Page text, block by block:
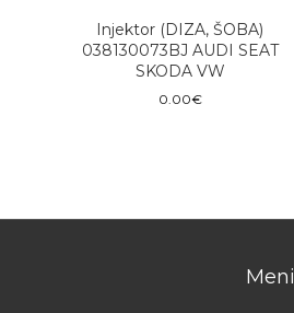
Injektor (DIZA, ŠOBA)
038130073BJ AUDI SEAT
SKODA VW
0.00€
Meni